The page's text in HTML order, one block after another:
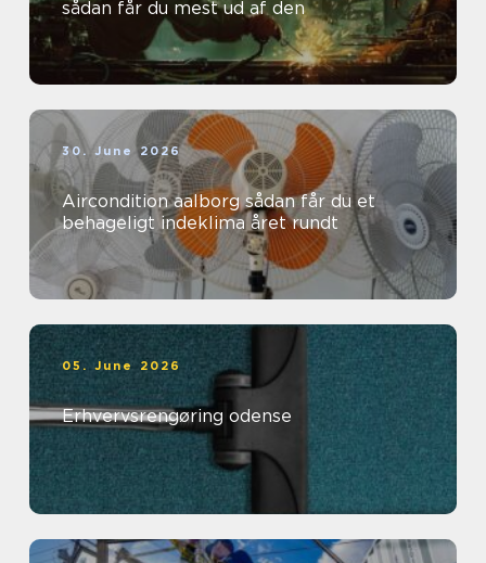
sådan får du mest ud af den
30. June 2026
Aircondition aalborg sådan får du et
behageligt indeklima året rundt
05. June 2026
Erhvervsrengøring odense